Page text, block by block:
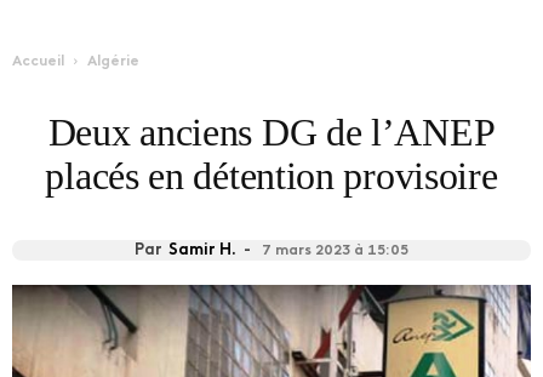
Accueil Algérie
Deux anciens DG de l’ANEP
placés en détention provisoire
Par Samir H. - 7 mars 2023 à 15:05